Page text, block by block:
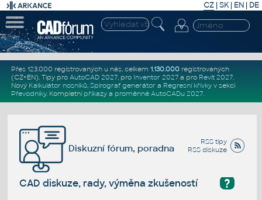
CZ | SK| EN | DE
Přes 123.000 registrovaných u nás, celkem 1.130.000registrovaných
(CZ+EN). Tipy pro AutoCAD 2027, pro Inventor 2027a pro Revit 2027.
Nový Kalkulátor nosníků, Spirograf generátor a Regresní křivkyv sekci
Převodníky. Kompletní příkazya proměnné AutoCADu 2027.
RSS tipy
RSS diskuze
Diskuzní fórum, poradna
?
CAD diskuze, rady, výměna zkušeností